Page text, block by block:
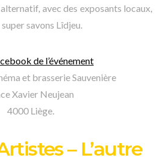
avec des exposants locaux,
savons Lîdjeu.
de l’événement
et brasserie Sauvenière
Xavier Neujean
4000 Liège.
– L’autre